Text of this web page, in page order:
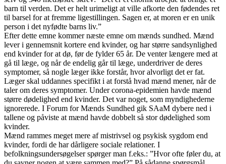
barn til verden. Det er helt urimeligt at ville afkorte den fødendes ret
til barsel for at fremme ligestillingen. Sagen er, at moren er en unik
person i det nyfødte barns liv.”
Efter dette emne kommer næste emne om mænds sundhed. Mænd
lever i gennemsnit kortere end kvinder, og har større sandsynlighed
end kvinder for at dø, før de fylder 65 år. De venter længere med at
gå til læge, og når de endelig går til læge, underdriver de deres
symptomer, så nogle læger ikke forstår, hvor alvorligt det er fat.
Læger skal uddannes specifikt i at forstå hvad mænd mener, når de
taler om deres symptomer. Under corona-epidemien havde mænd
større dødelighed end kvinder. Det var noget, som myndighederne
ignorerede. I Forum for Mænds Sundhed gik SAaM dybere ned i
tallene og påviste at mænd havde dobbelt så stor dødelighed som
kvinder.
Mænd rammes meget mere af mistrivsel og psykisk sygdom end
kvinder, fordi de har dårligere sociale relationer. I
befolkningsundersøgelser spørger man f.eks.: ”Hvor ofte føler du, at